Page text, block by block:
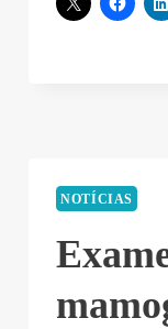
NOTÍCIAS